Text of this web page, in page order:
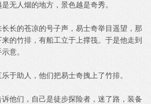
无人烟的地方，景色越是奇秀。
的苍凉的号子声，易士奇举目遥望，那
的竹排，有船工立于上撑筏。于是他走到
意。
助人，他们把易士奇拽上了竹排。
们，自己是徒步探险者，迷了路，装备